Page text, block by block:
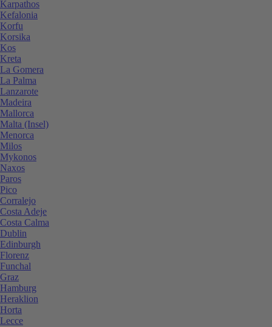
Karpathos
Kefalonia
Korfu
Korsika
Kos
Kreta
La Gomera
La Palma
Lanzarote
Madeira
Mallorca
Malta (Insel)
Menorca
Milos
Mykonos
Naxos
Paros
Pico
Corralejo
Costa Adeje
Costa Calma
Dublin
Edinburgh
Florenz
Funchal
Graz
Hamburg
Heraklion
Horta
Lecce